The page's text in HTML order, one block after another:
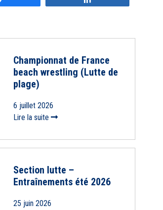
Championnat de France
beach wrestling (Lutte de
plage)
6 juillet 2026
Lire la suite
Section lutte –
Entraînements été 2026
25 juin 2026